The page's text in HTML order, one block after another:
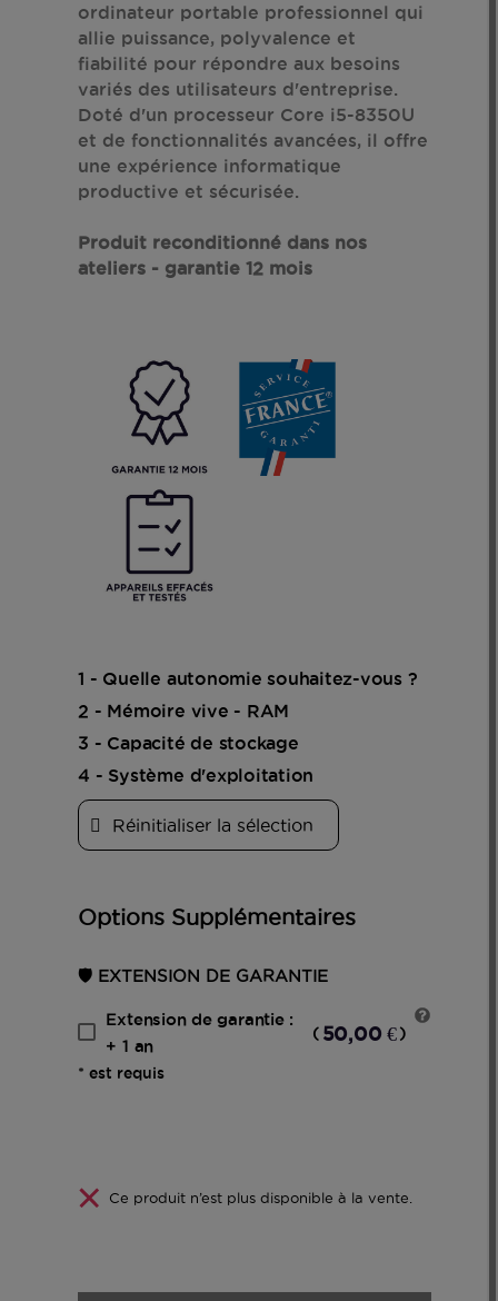
ordinateur portable professionnel qui
allie puissance, polyvalence et
fiabilité pour répondre aux besoins
variés des utilisateurs d'entreprise.
Doté d'un processeur Core i5-8350U
et de fonctionnalités avancées, il offre
une expérience informatique
productive et sécurisée.
Produit reconditionné dans nos
ateliers - garantie 12 mois
1 - Quelle autonomie souhaitez-vous ?
2 - Mémoire vive - RAM
3 - Capacité de stockage
4 - Système d'exploitation
Réinitialiser la sélection
Options Supplémentaires
🛡️ EXTENSION DE GARANTIE
Extension de garantie :
+ 1 an
( 50,00 €)
* est requis
Ce produit n’est plus disponible à la vente.